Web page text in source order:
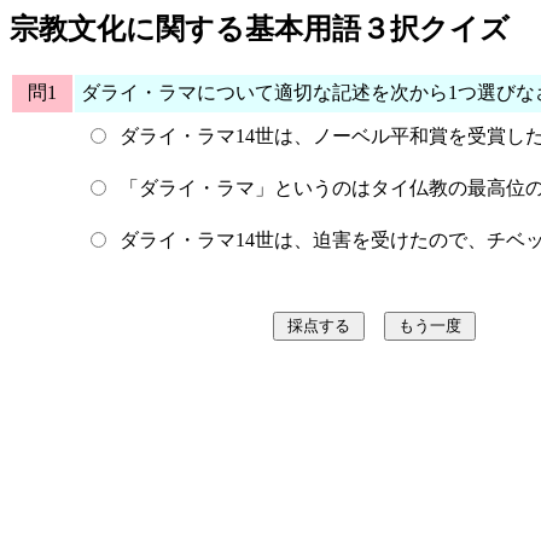
宗教文化に関する基本用語３択クイズ
問1 ダライ・ラマについて適切な記述を次から1つ選びな
ダライ・ラマ14世は、ノーベル平和賞を受賞し
「ダライ・ラマ」というのはタイ仏教の最高位
ダライ・ラマ14世は、迫害を受けたので、チベ